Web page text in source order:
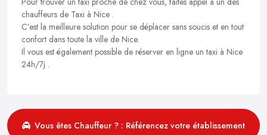
chauffeurs de Taxi à Nice .
C’est la meilleure solution pour se déplacer sans soucis et en tout
confort dans toute la ville de Nice.
Il vous est également possible de réserver en ligne un taxi à Nice
24h/7j .
Vous êtes Chauffeur ? : Référencez votre établissement